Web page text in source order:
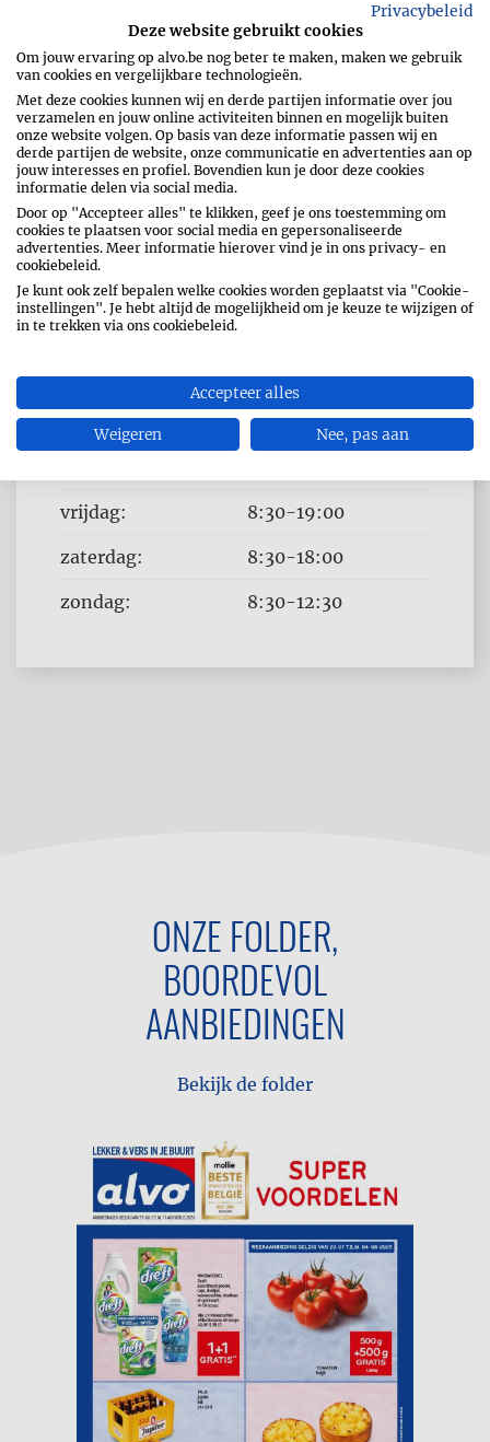
OPENINGSUREN
Dag
Time
maandag:
dinsdag: 8:30-19:00
woensdag: 8:30-19:00
vrijdag: 8:30-19:00
zaterdag: 8:30-18:00
zondag: 8:30-12:30
ONZE FOLDER,
BOORDEVOL
AANBIEDINGEN
Bekijk de folder
Privacybeleid
Deze website gebruikt cookies
Om jouw ervaring op alvo.be nog beter te maken, maken we gebruik
van cookies en vergelijkbare technologieën.
Met deze cookies kunnen wij en derde partijen informatie over jou
verzamelen en jouw online activiteiten binnen en mogelijk buiten
onze website volgen. Op basis van deze informatie passen wij en
derde partijen de website, onze communicatie en advertenties aan op
jouw interesses en profiel. Bovendien kun je door deze cookies
informatie delen via social media.
Door op "Accepteer alles" te klikken, geef je ons toestemming om
cookies te plaatsen voor social media en gepersonaliseerde
advertenties. Meer informatie hierover vind je in ons privacy- en
cookiebeleid.
Je kunt ook zelf bepalen welke cookies worden geplaatst via "Cookie-
instellingen". Je hebt altijd de mogelijkheid om je keuze te wijzigen of
in te trekken via ons cookiebeleid.
Accepteer alles
Weigeren Nee, pas aan